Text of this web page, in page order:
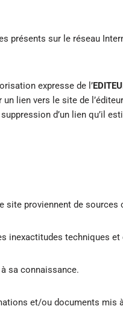
présents sur le réseau
expresse de l’
lien vers le site de
d’un lien qu’il
proviennent de sources
techniques et
sa connaissance.
et/ou documents mis